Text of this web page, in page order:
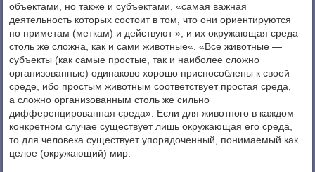
объектами, но также и субъектами, «самая важная
деятельность которых состоит в том, что они ориентируются
по приметам (меткам) и действуют », и их окружающая среда
столь же сложна, как и сами животные«. «Все животные —
субъекты (как самые простые, так и наиболее сложно
организованные) одинаково хорошо приспособлены к своей
среде, ибо простым животным соответствует простая среда,
а сложно организованным столь же сильно
дифференцированная среда». Если для животного в каждом
конкретном случае существует лишь окружающая его среда,
то для человека существует упорядоченный, понимаемый как
целое (окружающий) мир.